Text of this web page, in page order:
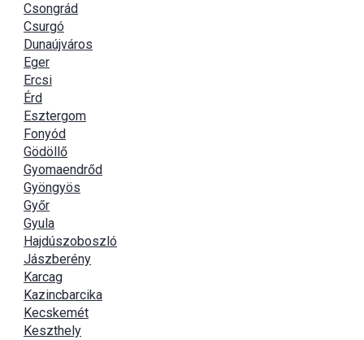
Csongrád
Csurgó
Dunaújváros
Eger
Ercsi
Érd
Esztergom
Fonyód
Gödöllő
Gyomaendrőd
Gyöngyös
Győr
Gyula
Hajdúszoboszló
Jászberény
Karcag
Kazincbarcika
Kecskemét
Keszthely